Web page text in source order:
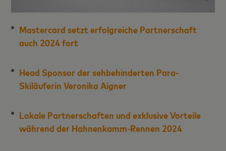
Mastercard setzt erfolgreiche Partnerschaft
auch 2024 fort
Head Sponsor der sehbehinderten Para-
Skiläuferin Veronika Aigner
Lokale Partnerschaften und exklusive Vorteile
während der Hahnenkamm-Rennen 2024